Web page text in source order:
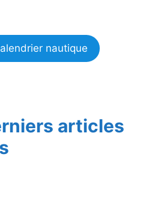
nautique
articles